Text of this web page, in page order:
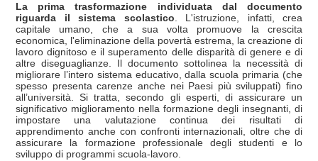
La prima trasformazione individuata dal documento
riguarda il sistema scolastico. L'istruzione, infatti, crea
capitale umano, che a sua volta promuove la crescita
economica, l'eliminazione della povertà estrema, la creazione di
lavoro dignitoso e il superamento delle disparità di genere e di
altre diseguaglianze. Il documento sottolinea la necessità di
migliorare l’intero sistema educativo, dalla scuola primaria (che
spesso presenta carenze anche nei Paesi più sviluppati) fino
all’università. Si tratta, secondo gli esperti, di assicurare un
significativo miglioramento nella formazione degli insegnanti, di
impostare una valutazione continua dei risultati di
apprendimento anche con confronti internazionali, oltre che di
assicurare la formazione professionale degli studenti e lo
sviluppo di programmi scuola-lavoro.